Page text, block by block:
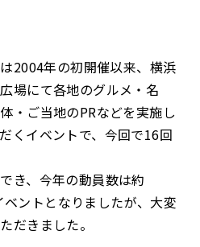
2004年の初開催以来、横浜
場にて各地のグルメ・名
・ご当地のPRなどを実施し
くイベントで、今回で16回
き、今年の動員数は約
ントとなりましたが、大変
だきました。